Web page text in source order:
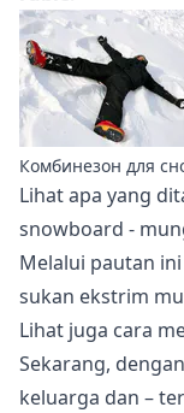
Комбинезон для
Lihat apa yang
snowboard -
Melalui pautan ini
sukan ekstrim
Lihat juga cara
Sekarang,
keluarga dan –